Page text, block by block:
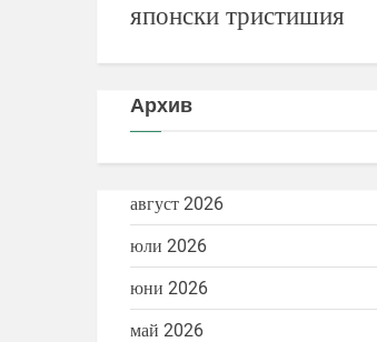
японски тристишия
Архив
август 2026
юли 2026
юни 2026
май 2026